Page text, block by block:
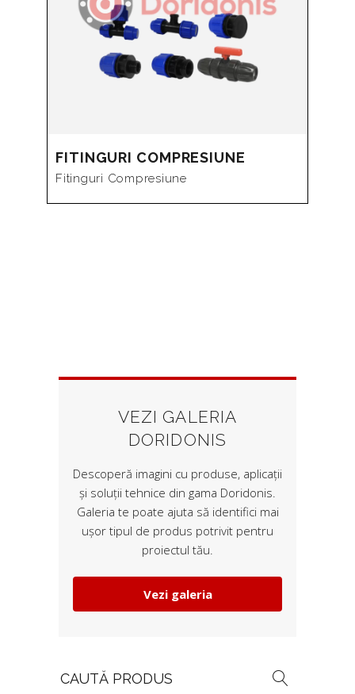
FITINGURI COMPRESIUNE
Fitinguri Compresiune
VEZI GALERIA
DORIDONIS
Descoperă imagini cu produse, aplicații
și soluții tehnice din gama Doridonis.
Galeria te poate ajuta să identifici mai
ușor tipul de produs potrivit pentru
proiectul tău.
Vezi galeria
for: